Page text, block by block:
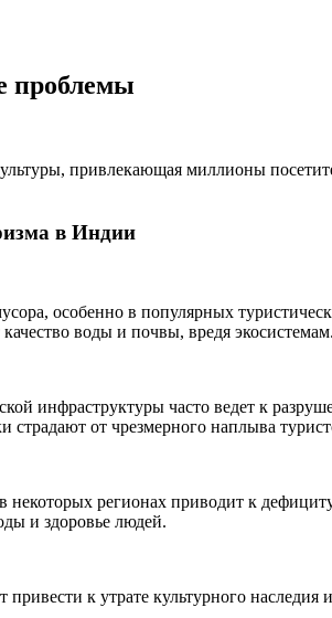
проблемы
привлекающая миллионы
в Индии
особенно в популярных
воды и почвы, вредя экосистемам.
инфраструктуры часто ведет к
от чрезмерного наплыва
некоторых регионах приводит к
и здоровье людей.
к утрате культурного